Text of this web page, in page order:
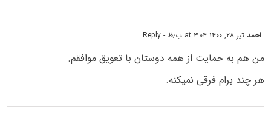
احمدتیر ۲۸, ۱۴۰۰ at ۳:۰۴ ب٫ظ - Reply
من هم به حمایت از همه دوستان با تعویق موافقم.
هر چند برام فرقی نمیکنه.